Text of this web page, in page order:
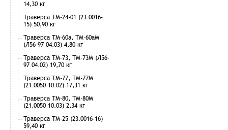
14,30 кг
Траверса ТМ-24-01 (23.0016-
15) 50,90 кг
Траверса ТМ-60а, ТМ-60аМ
(Л56-97 04.03) 4,80 кг
Траверса ТМ-73, ТМ-73М (Л56-
97 04.02) 19,70 кг
Траверса ТМ-77, ТМ-77М
(21.0050 10.02) 17,31 кг
Траверса ТМ-80, ТМ-80М
(21.0050 10.03) 2,34 кг
Траверса ТМ-25 (23.0016-16)
59,40 кг